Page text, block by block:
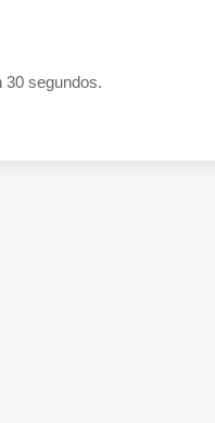
30 segundos.